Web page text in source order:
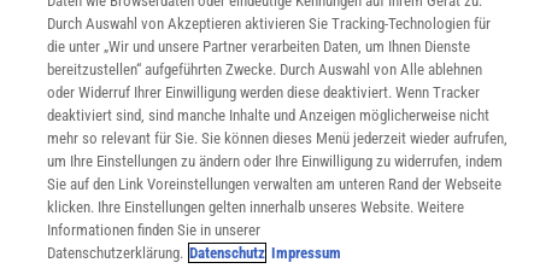
WEBSEITEN
KielSCN
Wissenschaft in die Schulen
SciLogs
Uns finden Sie auch hier:
Durch Auswahl von Akzeptieren aktivieren Sie Tracking-Technologien für
die unter „Wir und unsere Partner verarbeiten Daten, um Ihnen Dienste
bereitzustellen“ aufgeführten Zwecke. Durch Auswahl von Alle ablehnen
oder Widerruf Ihrer Einwilligung werden diese deaktiviert. Wenn Tracker
deaktiviert sind, sind manche Inhalte und Anzeigen möglicherweise nicht
mehr so relevant für Sie. Sie können dieses Menü jederzeit wieder aufrufen,
um Ihre Einstellungen zu ändern oder Ihre Einwilligung zu widerrufen, indem
Sie auf den Link Voreinstellungen verwalten am unteren Rand der Webseite
klicken. Ihre Einstellungen gelten innerhalb unseres Website. Weitere
Informationen finden Sie in unserer
Datenschutzerklärung. Datenschutz Impressum